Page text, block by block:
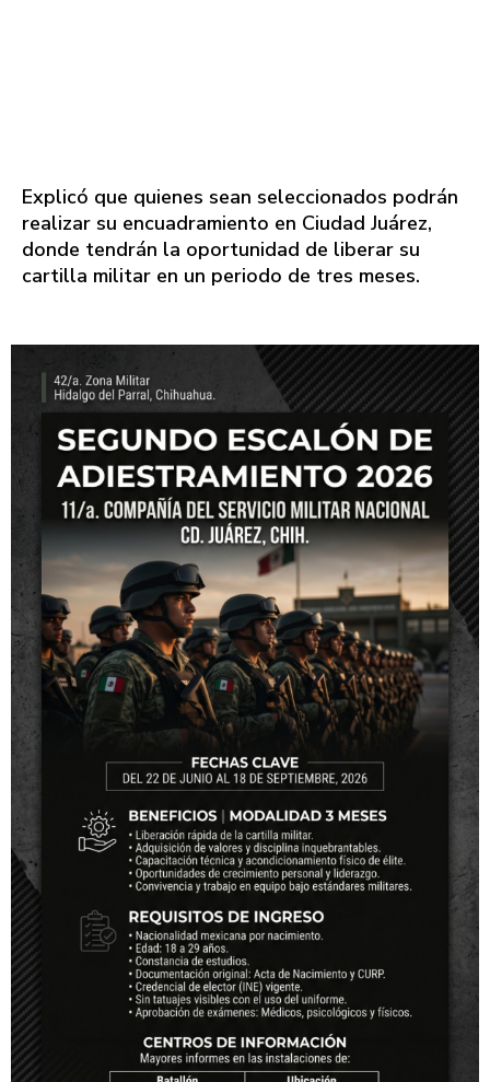
Explicó que quienes sean seleccionados podrán
realizar su encuadramiento en Ciudad Juárez,
donde tendrán la oportunidad de liberar su
cartilla militar en un periodo de tres meses.